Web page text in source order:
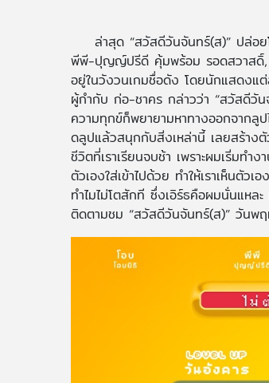
ล่าสุด “สวัสดีวันจันทร์(ส)” ปล่อย
พีพี-ปุญญ์ปรีดี คุ้มพร้อม รอดสวาสดิ์,
อยู่ในวังวนเกมชื่อดัง โดยนักแสดงแ
ผู้กำกับ ก่อ-ชาคร กล่าวว่า “สวัสดีวั
ความทุกข์ก็พยายามหาทางออกจาก
ดลูปแล้วสนุกกับสิ่งเหล่านี้ เลยสร้างตั
ชีวิตที่เราเรียนจบช้า เพราะผมเริ่มท
ตัวเองใส่เข้าไปด้วย ทำให้เราเห็นตั
ทำไมไม่โตสักที ซึ่งเอิร์ธคือผมนั่นแหล
ติดตามชม “สวัสดีวันจันทร์(ส)” วัน